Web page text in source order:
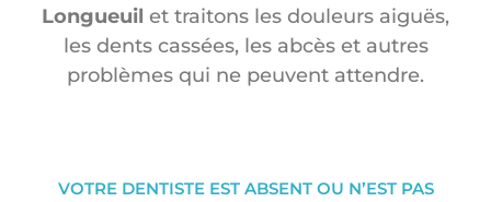
Longueuil et traitons les douleurs aiguës,
les dents cassées, les abcès et autres
problèmes qui ne peuvent attendre.
VOTRE DENTISTE EST ABSENT OU N’EST PAS